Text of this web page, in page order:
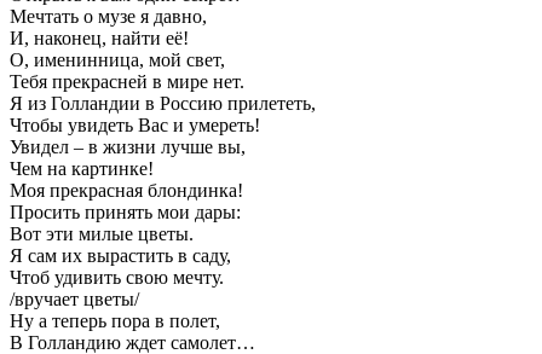
Мечтать о музе я давно,
И, наконец, найти её!
О, именинница, мой свет,
Тебя прекрасней в мире нет.
Я из Голландии в Россию прилететь,
Чтобы увидеть Вас и умереть!
Увидел – в жизни лучше вы,
Чем на картинке!
Моя прекрасная блондинка!
Просить принять мои дары:
Вот эти милые цветы.
Я сам их вырастить в саду,
Чтоб удивить свою мечту.
/вручает цветы/
Ну а теперь пора в полет,
В Голландию ждет самолет…